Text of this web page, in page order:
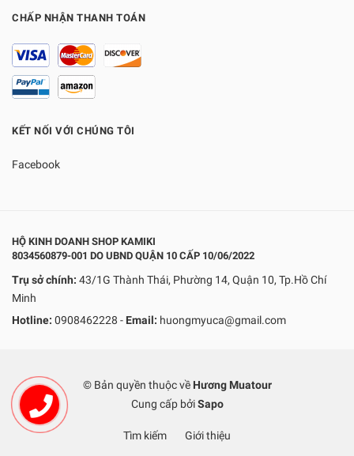
CHẤP NHẬN THANH TOÁN
KẾT NỐI VỚI CHÚNG TÔI
Facebook
HỘ KINH DOANH SHOP KAMIKI
8034560879-001 DO UBND QUẬN 10 CẤP 10/06/2022
Trụ sở chính: 43/1G Thành Thái, Phường 14, Quận 10, Tp.Hồ Chí
Minh
Hotline: 0908462228 - Email: huongmyuca@gmail.com
© Bản quyền thuộc về Hương Muatour
Cung cấp bởi Sapo
Tìm kiếm Giới thiệu